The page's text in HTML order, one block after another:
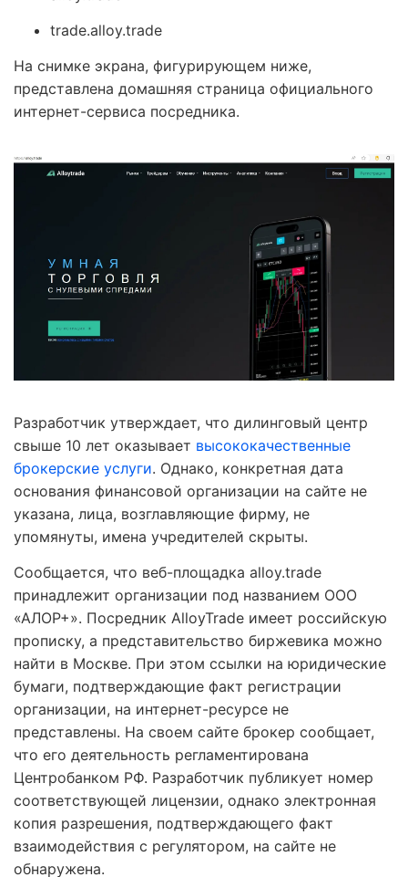
trade.alloy.trade
На снимке экрана, фигурирующем ниже,
представлена домашняя страница официального
интернет-сервиса посредника.
Разработчик утверждает, что дилинговый центр
свыше 10 лет оказывает высококачественные
брокерские услуги. Однако, конкретная дата
основания финансовой организации на сайте не
указана, лица, возглавляющие фирму, не
упомянуты, имена учредителей скрыты.
Сообщается, что веб-площадка alloy.trade
принадлежит организации под названием ООО
«АЛОР+». Посредник AlloyTrade имеет российскую
прописку, а представительство биржевика можно
найти в Москве. При этом ссылки на юридические
бумаги, подтверждающие факт регистрации
организации, на интернет-ресурсе не
представлены. На своем сайте брокер сообщает,
что его деятельность регламентирована
Центробанком РФ. Разработчик публикует номер
соответствующей лицензии, однако электронная
копия разрешения, подтверждающего факт
взаимодействия с регулятором, на сайте не
обнаружена.